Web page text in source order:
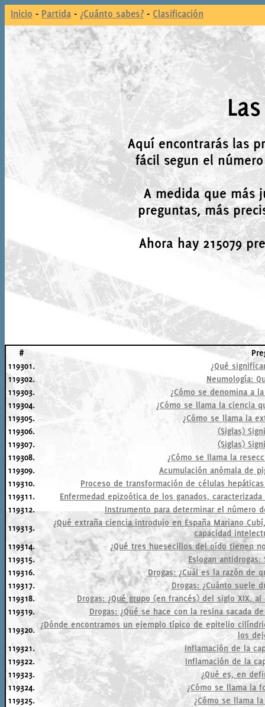
Inicio - Partida - ¿Cuánto sabes? - Clasificación
Aquí encontrarás las
fácil segun el
A medida que más
preguntas, más
Ahora hay 215079
#
119301.
¿Qué
119302.
Neumología:
119303.
¿Cómo se denomina a
119304.
¿Cómo se llama la ciencia
119305.
¿Cómo se llama la
119306.
(Siglas)
119307.
(Siglas)
119308.
¿Cómo se llama la
119309.
Acumulación anómala de
119310.
Proceso de transformación de células
119311.
Enfermedad epizoótica de los ganados,
119312.
Instrumento para determinar el número
119313.
¿Qué extraña ciencia introdujo en España Mariano
capacidad
119314.
¿Qué tres huesecillos del oído tienen
119315.
Eslogan
119316.
Drogas: ¿Cuál es la razón de
119317.
Drogas: ¿Cuánto suele
119318.
Drogas: ¿Qué grupo (en francés) del siglo XIX,
119319.
Drogas: ¿Qué se hace con la resina sacada
119320. ¿Dónde encontramos un ejemplo típico de epitelio
los
119321.
Inflamación de la
119322.
Inflamación de la
119323.
¿Qué es, en
119324.
¿Cómo se llama la
119325.
¿Cómo se llama